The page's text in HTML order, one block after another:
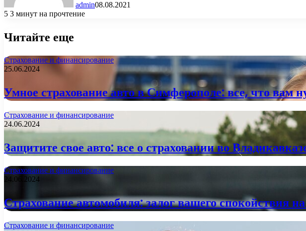
admin08.08.2021
5 3 минут на прочтение
Читайте еще
Страхование и финансирование
25.06.2024
Умное страхование авто в Симферополе: все, что вам
Страхование и финансирование
24.06.2024
Защитите свое авто: все о страховании во
Страхование и финансирование
24.06.2024
Страхование автомобиля: залог вашего спокойствия
Страхование и финансирование